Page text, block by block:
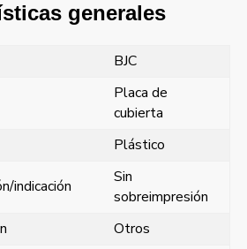
generales
BJC
Placa de
cubierta
Plástico
indicación
Sin
sobreimpresión
Otros